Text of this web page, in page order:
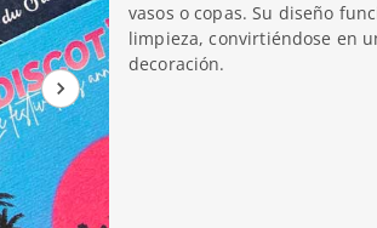
vasos o copas. Su diseño
limpieza, convirtiéndose en
decoración.